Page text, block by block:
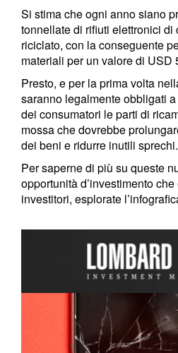
Si stima che ogni anno siano
tonnellate di rifiuti elettronici
riciclato, con la conseguente
materiali per un valore di USD
Presto, e per la prima volta
saranno legalmente obbligati
dei consumatori le parti di
mossa che dovrebbe
dei beni e ridurre inutili sprechi.
Per saperne di più su queste
opportunità d’investimento
investitori, esplorate